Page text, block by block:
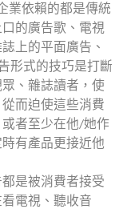
業依賴的都是傳統
的廣告歌、電視
上的平面廣告、
形式的技巧是打斷
、雜誌讀者，使
而迫使這些消費
者至少在他/她作
有產品更接近他
是被消費者接受
電視、聽收音